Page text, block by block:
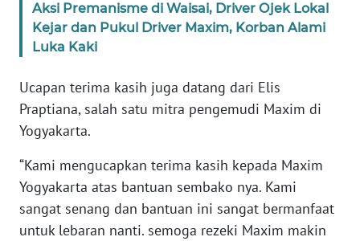
Aksi Premanisme di Waisai, Driver Ojek Lokal
Kejar dan Pukul Driver Maxim, Korban Alami
Luka Kaki
Ucapan terima kasih juga datang dari Elis
Praptiana, salah satu mitra pengemudi Maxim di
Yogyakarta.
“Kami mengucapkan terima kasih kepada Maxim
Yogyakarta atas bantuan sembako nya. Kami
sangat senang dan bantuan ini sangat bermanfaat
untuk lebaran nanti. semoga rezeki Maxim makin
WN
JAMBI
SULTRA
WN
WN
SULTENG